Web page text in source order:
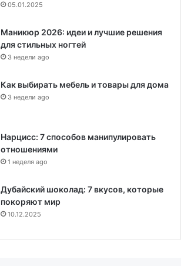
05.01.2025
Маникюр 2026: идеи и лучшие решения
для стильных ногтей
3 недели ago
Как выбирать мебель и товары для дома
3 недели ago
Нарцисс: 7 способов манипулировать
отношениями
1 неделя ago
Дубайский шоколад: 7 вкусов, которые
покоряют мир
10.12.2025